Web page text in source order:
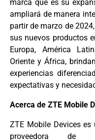
marca que es su
ampliará de manera
partir de marzo de
sus nuevos productos
Europa, América
Oriente y África,
experiencias
expectativas y
Acerca de ZTE Mobile
ZTE Mobile Devices
proveedora de